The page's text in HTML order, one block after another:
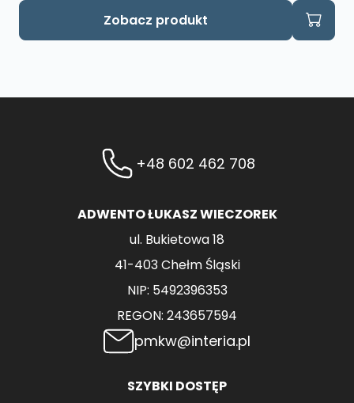
Zobacz produkt
+48 602 462 708
ADWENTO ŁUKASZ WIECZOREK
ul. Bukietowa 18
41-403 Chełm Śląski
NIP: 5492396353
REGON: 243657594
pmkw@interia.pl
SZYBKI DOSTĘP